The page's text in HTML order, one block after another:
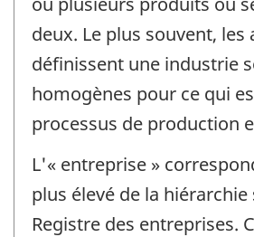
deux. Le plus souvent, les
définissent une industrie
homogènes pour ce qui
processus de production
L'« entreprise »
plus élevé de la
Registre des entreprises.